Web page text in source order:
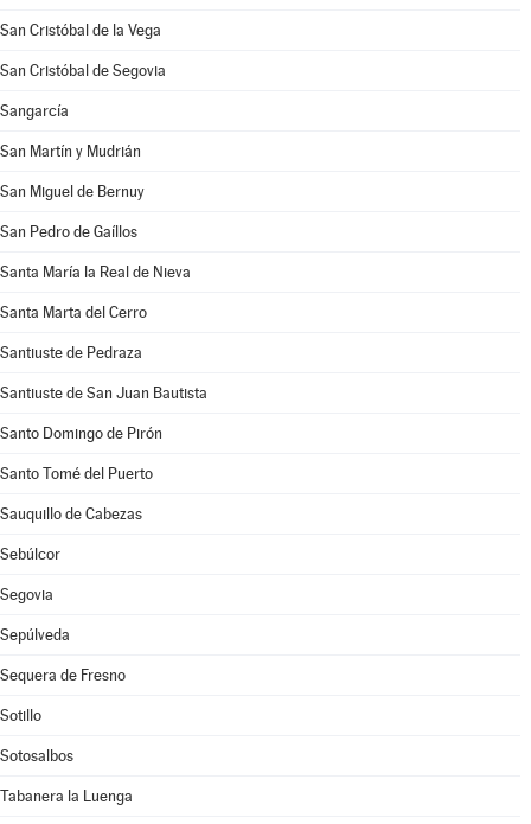
San Cristóbal de la Vega
San Cristóbal de Segovia
Sangarcía
San Martín y Mudrián
San Miguel de Bernuy
San Pedro de Gaíllos
Santa María la Real de Nieva
Santa Marta del Cerro
Santiuste de Pedraza
Santiuste de San Juan Bautista
Santo Domingo de Pirón
Santo Tomé del Puerto
Sauquillo de Cabezas
Sebúlcor
Segovia
Sepúlveda
Sequera de Fresno
Sotillo
Sotosalbos
Tabanera la Luenga